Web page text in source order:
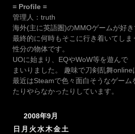
= Profile =
管理人：truth
海外(主に英語圏)のMMOゲームが好
最終的に何時もそこに行き着いてしま
性分の物体です。
UOに始まり、EQやWoW等を遊んで
まいりました。 趣味で刀剣乱舞online
最近はSteamで色々面白そうなゲーム
たりやらなかったりしています。
2008年9月
日 月 火水木金土